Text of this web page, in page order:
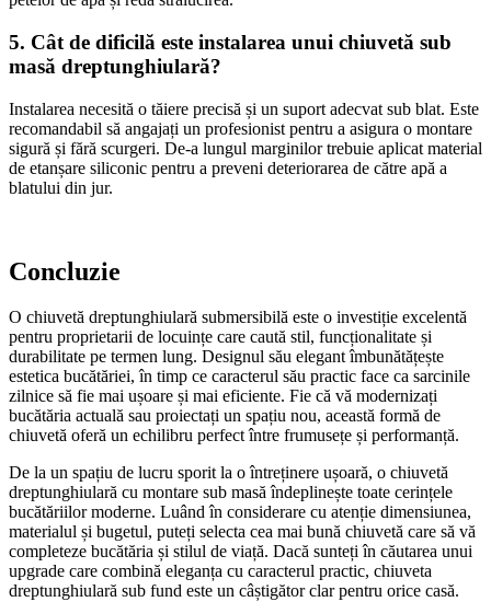
5. Cât de dificilă este instalarea unui chiuvetă sub
masă dreptunghiulară?
Instalarea necesită o tăiere precisă și un suport adecvat sub blat. Este
recomandabil să angajați un profesionist pentru a asigura o montare
sigură și fără scurgeri. De-a lungul marginilor trebuie aplicat material
de etanșare siliconic pentru a preveni deteriorarea de către apă a
blatului din jur.
Concluzie
O chiuvetă dreptunghiulară submersibilă este o investiție excelentă
pentru proprietarii de locuințe care caută stil, funcționalitate și
durabilitate pe termen lung. Designul său elegant îmbunătățește
estetica bucătăriei, în timp ce caracterul său practic face ca sarcinile
zilnice să fie mai ușoare și mai eficiente. Fie că vă modernizați
bucătăria actuală sau proiectați un spațiu nou, această formă de
chiuvetă oferă un echilibru perfect între frumusețe și performanță.
De la un spațiu de lucru sporit la o întreținere ușoară, o chiuvetă
dreptunghiulară cu montare sub masă îndeplinește toate cerințele
bucătăriilor moderne. Luând în considerare cu atenție dimensiunea,
materialul și bugetul, puteți selecta cea mai bună chiuvetă care să vă
completeze bucătăria și stilul de viață. Dacă sunteți în căutarea unui
upgrade care combină eleganța cu caracterul practic, chiuveta
dreptunghiulară sub fund este un câștigător clar pentru orice casă.